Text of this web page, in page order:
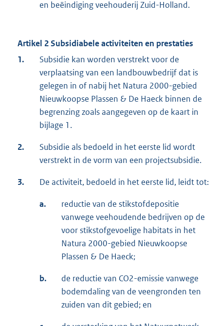
en beëindiging veehouderij Zuid-Holland.
Artikel 2 Subsidiabele activiteiten en prestaties
1.
Subsidie kan worden verstrekt voor de
verplaatsing van een landbouwbedrijf dat is
gelegen in of nabij het Natura 2000-gebied
Nieuwkoopse Plassen & De Haeck binnen de
begrenzing zoals aangegeven op de kaart in
bijlage 1.
2.
Subsidie als bedoeld in het eerste lid wordt
verstrekt in de vorm van een projectsubsidie.
3. De activiteit, bedoeld in het eerste lid, leidt tot:
a.
reductie van de stikstofdepositie
vanwege veehoudende bedrijven op de
voor stikstofgevoelige habitats in het
Natura 2000-gebied Nieuwkoopse
Plassen & De Haeck;
b.
de reductie van CO2-emissie vanwege
bodemdaling van de veengronden ten
zuiden van dit gebied; en